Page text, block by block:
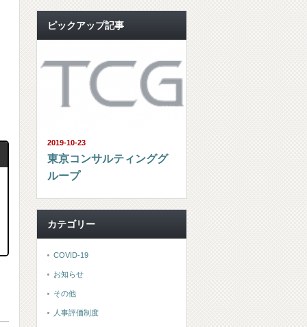
ピックアップ記事
2019-10-23
東京コンサルティンググ
ループ
カテゴリー
COVID-19
お知らせ
その他
人事評価制度